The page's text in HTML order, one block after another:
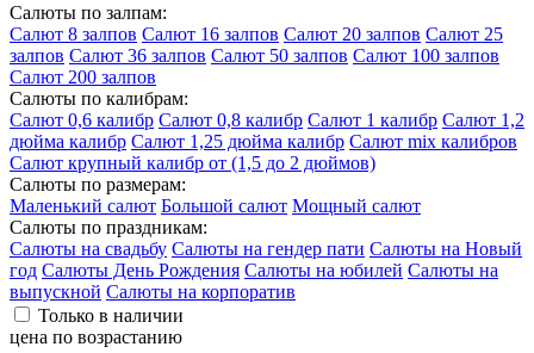
Салюты по залпам:
Салют 8 залпов Салют 16 залпов Салют 20 залпов Салют 25
залпов Салют 36 залпов Салют 50 залпов Салют 100 залпов
Салют 200 залпов
Салюты по калибрам:
Салют 0,6 калибр Салют 0,8 калибр Салют 1 калибр Салют 1,2
дюйма калибр Салют 1,25 дюйма калибр Салют mix калибров
Салют крупный калибр от (1,5 до 2 дюймов)
Салюты по размерам:
Маленький салют Большой салют Мощный салют
Салюты по праздникам:
Салюты на свадьбу Салюты на гендер пати Салюты на Новый
год Салюты День Рождения Салюты на юбилей Салюты на
выпускной Салюты на корпоратив
Только в наличии
цена по возрастанию